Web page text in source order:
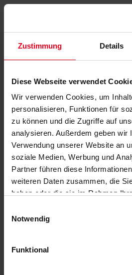
Zustimmung Details
Diese Webseite verwendet
Wir verwenden Cookies, um
personalisieren, Funktionen für
zu können und die Zugriffe auf
analysieren. Außerdem geben wir
Verwendung unserer Website an
soziale Medien, Werbung und
Partner führen diese
weiteren Daten zusammen, die
haben oder die sie im Rahmen
Notwendig
Funktional